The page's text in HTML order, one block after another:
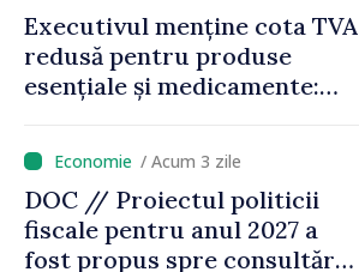
Executivul menține cota TVA
redusă pentru produse
esențiale și medicamente:
pe seama consumului de
bază al oamenilor”
/ Acum 3 zile
DOC // Proiectul politicii
fiscale pentru anul 2027 a
fost propus spre consultări